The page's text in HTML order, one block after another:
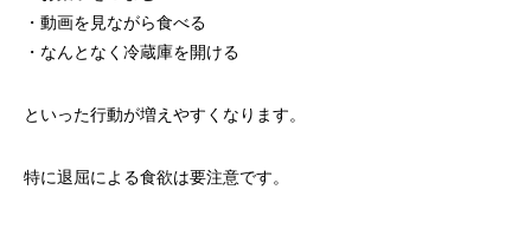
・動画を見ながら食べる
・なんとなく冷蔵庫を開ける
といった行動が増えやすくなります。
特に退屈による食欲は要注意です。